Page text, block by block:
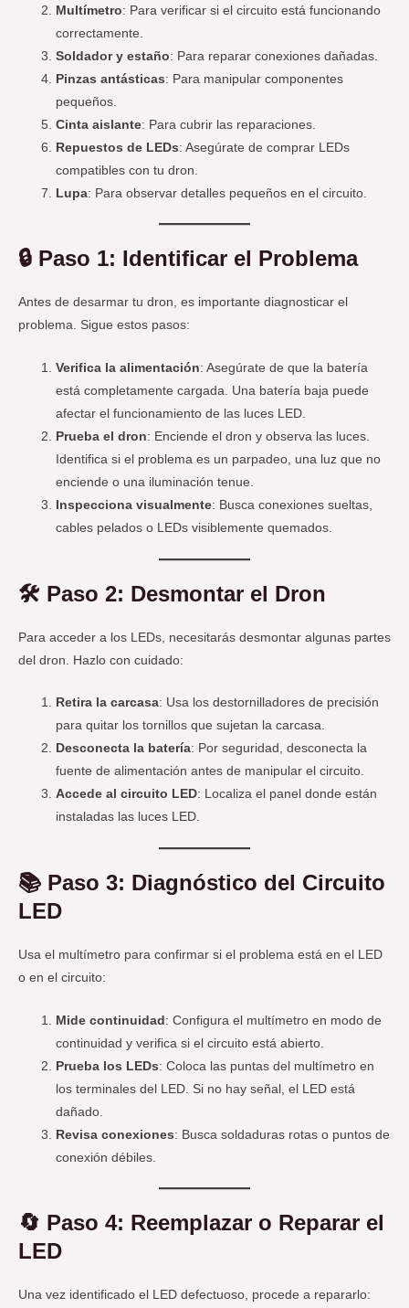
Multímetro: Para verificar si el circuito está funcionando
correctamente.
Soldador y estaño: Para reparar conexiones dañadas.
Pinzas antásticas: Para manipular componentes
pequeños.
Cinta aislante: Para cubrir las reparaciones.
Repuestos de LEDs: Asegúrate de comprar LEDs
compatibles con tu dron.
Lupa: Para observar detalles pequeños en el circuito.
🔒 Paso 1: Identificar el Problema
Antes de desarmar tu dron, es importante diagnosticar el
problema. Sigue estos pasos:
Verifica la alimentación: Asegúrate de que la batería
está completamente cargada. Una batería baja puede
afectar el funcionamiento de las luces LED.
Prueba el dron: Enciende el dron y observa las luces.
Identifica si el problema es un parpadeo, una luz que no
enciende o una iluminación tenue.
Inspecciona visualmente: Busca conexiones sueltas,
cables pelados o LEDs visiblemente quemados.
🛠️ Paso 2: Desmontar el Dron
Para acceder a los LEDs, necesitarás desmontar algunas partes
del dron. Hazlo con cuidado:
Retira la carcasa: Usa los destornilladores de precisión
para quitar los tornillos que sujetan la carcasa.
Desconecta la batería: Por seguridad, desconecta la
fuente de alimentación antes de manipular el circuito.
Accede al circuito LED: Localiza el panel donde están
instaladas las luces LED.
📚 Paso 3: Diagnóstico del Circuito
LED
Usa el multímetro para confirmar si el problema está en el LED
o en el circuito:
Mide continuidad : Configura el multímetro en modo de
continuidad y verifica si el circuito está abierto.
Prueba los LEDs: Coloca las puntas del multímetro en
los terminales del LED. Si no hay señal, el LED está
dañado.
Revisa conexiones: Busca soldaduras rotas o puntos de
conexión débiles.
🔄 Paso 4: Reemplazar o Reparar el
LED
Una vez identificado el LED defectuoso, procede a repararlo: